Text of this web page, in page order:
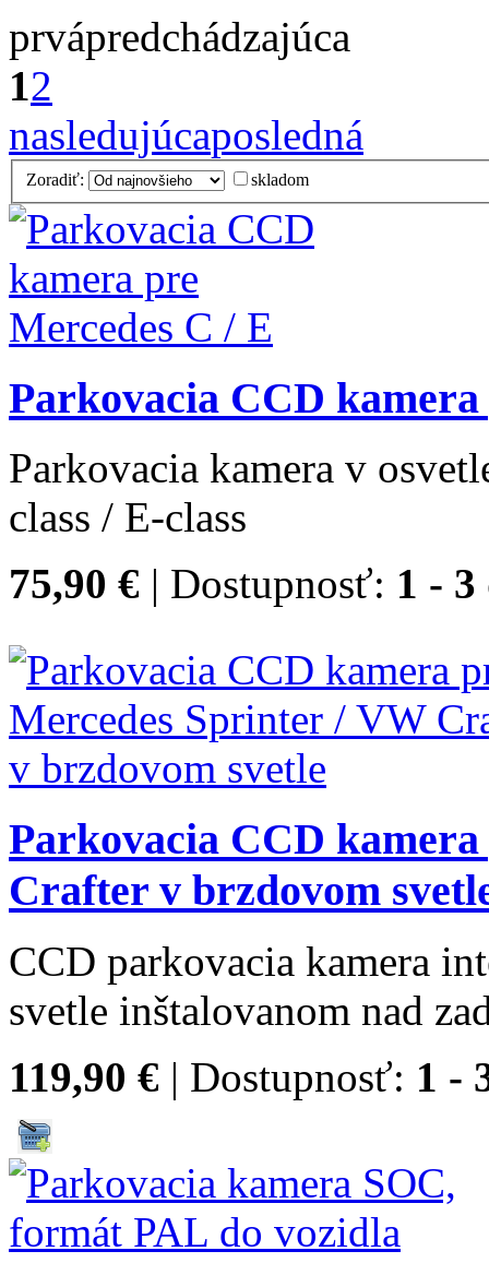
prvápredchádzajúca
12
nasledujúcaposledná
Zoradiť: skladom
Parkovacia CCD
Parkovacia kamera v
class / E-class
75,90 € | Dostupnosť: 1 -
Parkovacia CCD
Crafter v brzdovom
CCD parkovacia kamera
svetle inštalovanom nad
119,90 € | Dostupnosť: 1 -